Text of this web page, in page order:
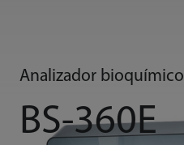
Analizador bioquímico
BS-360E